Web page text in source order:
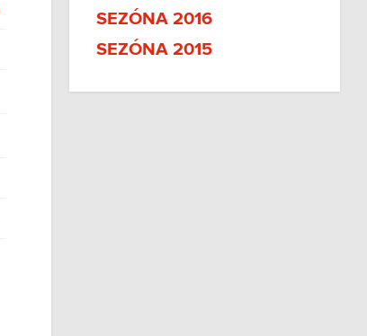
SEZÓNA 2016
SEZÓNA 2015